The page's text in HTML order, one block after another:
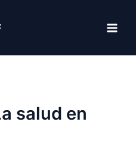
salud en